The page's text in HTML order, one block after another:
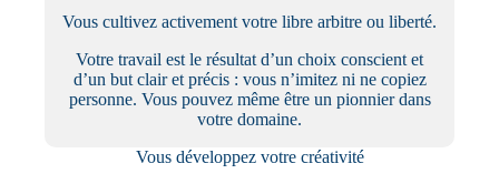
Vous cultivez activement votre libre arbitre ou liberté.
Votre travail est le résultat d’un choix conscient et
d’un but clair et précis : vous n’imitez ni ne copiez
personne. Vous pouvez même être un pionnier dans
votre domaine.
Vous développez votre créativité